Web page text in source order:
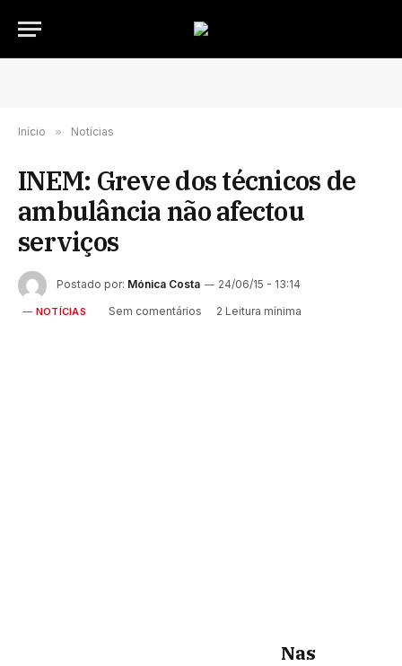
Início » Notícias
INEM: Greve dos técnicos de
ambulância não afectou
serviços
Postado por: Mónica Costa 24/06/15 - 13:14
NOTÍCIAS Sem comentários 2 Leitura mínima
Nas